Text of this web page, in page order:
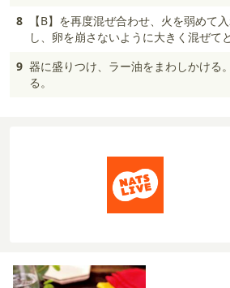
8
【B】を再度混ぜ合わせ、火を弱めて
し、卵を崩さないように大きく混ぜて
9 器に盛りつけ、ラー油をまわしかける
る。